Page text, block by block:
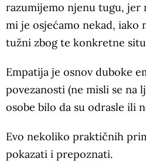
razumijemo njenu tugu, jer
mi je osjećamo nekad, iako
tužni zbog te konkretne
Empatija je osnov duboke
povezanosti (ne misli se na
osobe bilo da su odrasle ili
Evo nekoliko praktičnih
pokazati i prepoznati.